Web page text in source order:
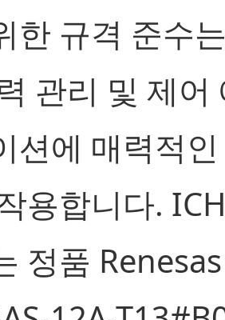
한 규격 준수
관리 및 제어
션에 매력적
용합니다.
정품 Renesas